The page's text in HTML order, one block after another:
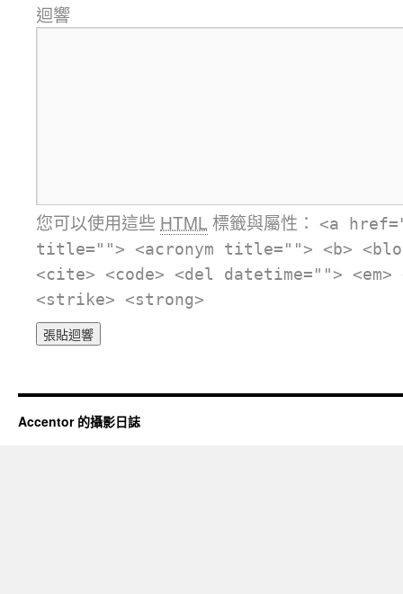
迴響
您可以使用這些 HTML 標籤與屬性：
<a
title=""> <acronym title=""> <b>
<cite> <code> <del datetime="">
<strike> <strong>
Accentor 的攝影日誌